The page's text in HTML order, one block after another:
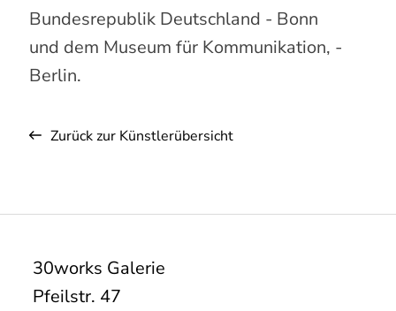
Bundesrepublik Deutschland - Bonn
und dem Museum für Kommunikation, -
Berlin.
Zurück zur Künstlerübersicht
30works Galerie
Pfeilstr. 47